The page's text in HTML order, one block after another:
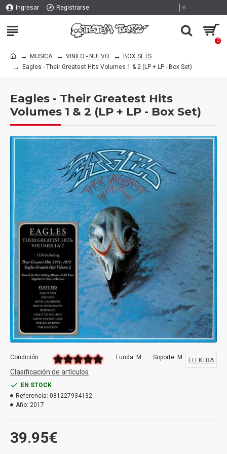
Ingresar Registrarse ▼
0
MUSICA VINILO - NUEVO
BOX SETS
Eagles - Their Greatest Hits Volumes 1 & 2 (LP + LP - Box Set)
Eagles - Their Greatest Hits
Volumes 1 & 2 (LP + LP - Box Set)
39.95€
Condición: Funda: M Soporte: M
Clasificación de artículos
EN STOCK
Referencia: 081227934132
Año: 2017
ELEKTRA